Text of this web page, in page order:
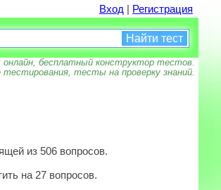
Вход | Регистрация
бесплатный конструктор тестов.
тестирования, тесты на проверку знаний.
Найти тест
из 506 вопросов.
на 27 вопросов.